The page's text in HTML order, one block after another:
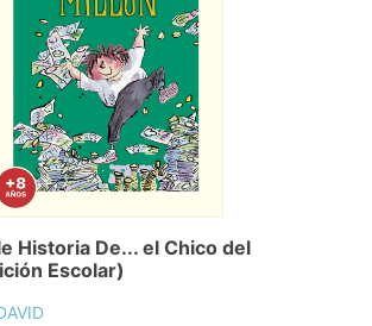
Historia De... el Chico del
Escolar)